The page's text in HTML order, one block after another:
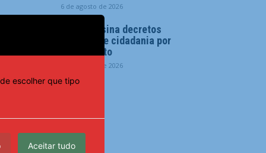
6 de agosto de 2026
Trump assina decretos
e restringe cidadania por
nascimento
6 de agosto de 2026
escolher que tipo
Aceitar tudo